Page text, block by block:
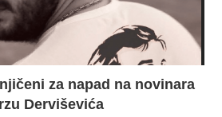
za napad na novinara
Derviševića